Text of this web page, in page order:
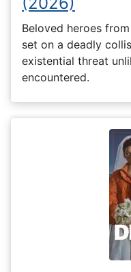
Beloved heroes
set on a deadly
existential threat
encountered.